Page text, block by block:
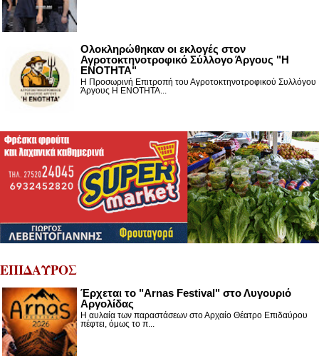
Ολοκληρώθηκαν οι εκλογές στον
Αγροτοκτηνοτροφικό Σύλλογο Άργους "Η
ΕΝΟΤΗΤΑ"
Η Προσωρινή Επιτροπή του Αγροτοκτηνοτροφικού Συλλόγου
Άργους Η ΕΝΟΤΗΤΑ...
ΕΠΙΔΑΥΡΟΣ
Έρχεται το "Arnas Festival" στο Λυγουριό
Αργολίδας
Η αυλαία των παραστάσεων στο Αρχαίο Θέατρο Επιδαύρου
πέφτει, όμως το π...